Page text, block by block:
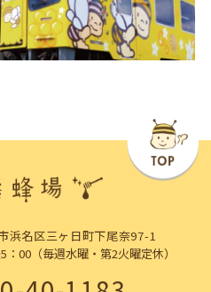
浜名区三ヶ日町下尾奈97-1
：00（毎週水曜・第2火曜定休）